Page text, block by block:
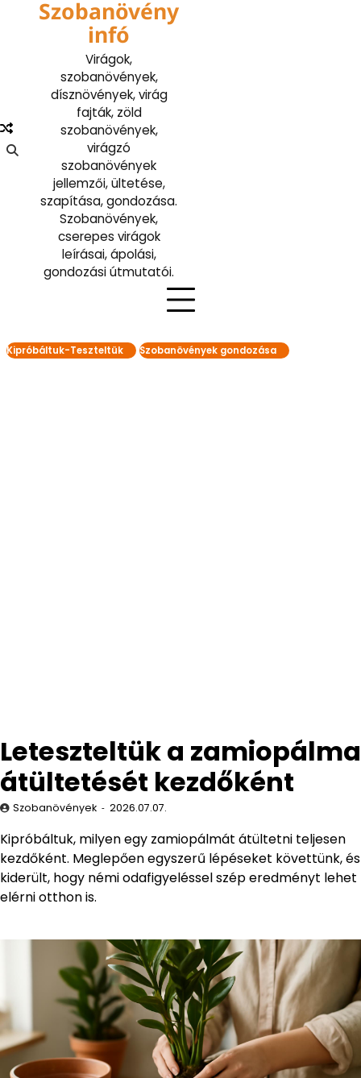
Szobanövény
infó
Virágok,
szobanövények,
dísznövények, virág
fajták, zöld
szobanövények,
virágzó
szobanövények
jellemzői, ültetése,
szapítása, gondozása.
Szobanövények,
cserepes virágok
leírásai, ápolási,
gondozási útmutatói.
Kipróbáltuk-Teszteltük Szobanövények gondozása
Leteszteltük a zamiopálma
átültetését kezdőként
Szobanövények 2026.07.07.
Kipróbáltuk, milyen egy zamiopálmát átültetni teljesen
kezdőként. Meglepően egyszerű lépéseket követtünk, és
kiderült, hogy némi odafigyeléssel szép eredményt lehet
elérni otthon is.